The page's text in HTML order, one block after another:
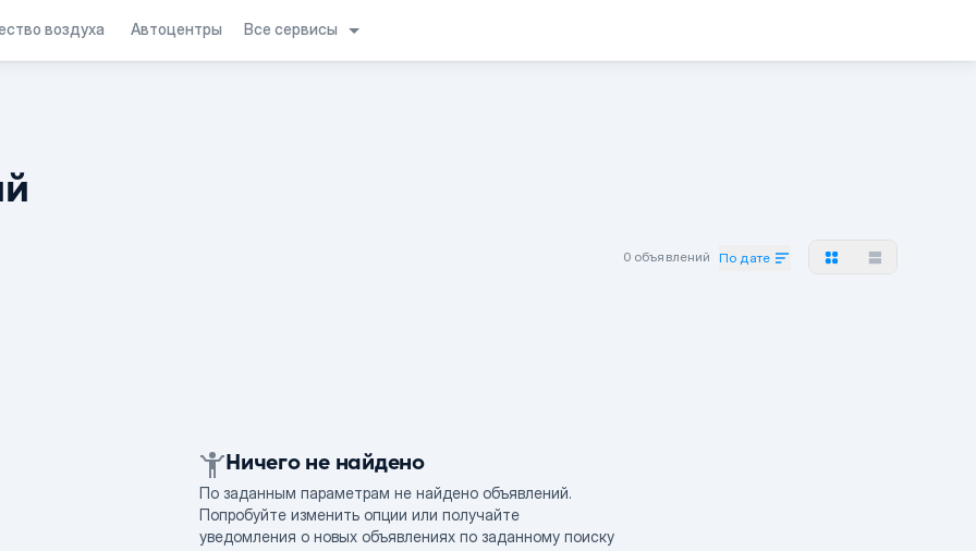
воздуха Автоцентры Все сервисы
0 объявлений По дате
Ничего не найдено
По заданным параметрам не найдено объявлений.
Попробуйте изменить опции или получайте
уведомления о новых объявлениях по заданному поиску